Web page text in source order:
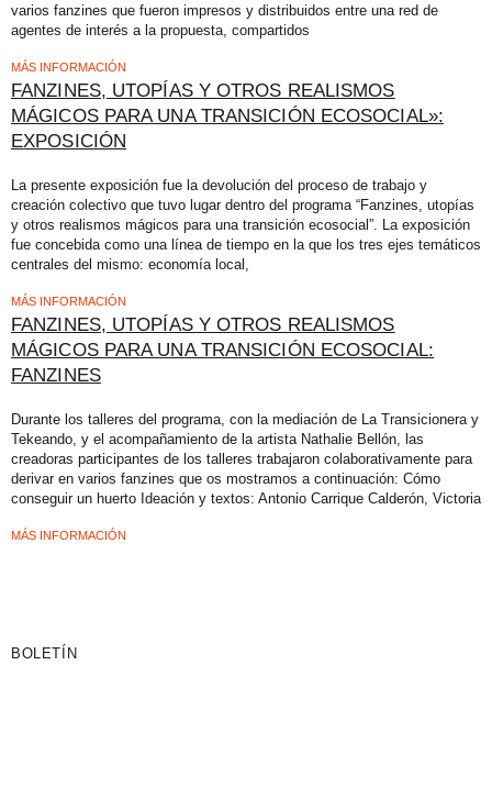
varios fanzines que fueron impresos y distribuidos entre una red de
agentes de interés a la propuesta, compartidos
MÁS INFORMACIÓN
FANZINES, UTOPÍAS Y OTROS REALISMOS
MÁGICOS PARA UNA TRANSICIÓN ECOSOCIAL»:
EXPOSICIÓN
La presente exposición fue la devolución del proceso de trabajo y
creación colectivo que tuvo lugar dentro del programa “Fanzines, utopías
y otros realismos mágicos para una transición ecosocial”. La exposición
fue concebida como una línea de tiempo en la que los tres ejes temáticos
centrales del mismo: economía local,
MÁS INFORMACIÓN
FANZINES, UTOPÍAS Y OTROS REALISMOS
MÁGICOS PARA UNA TRANSICIÓN ECOSOCIAL:
FANZINES
Durante los talleres del programa, con la mediación de La Transicionera y
Tekeando, y el acompañamiento de la artista Nathalie Bellón, las
creadoras participantes de los talleres trabajaron colaborativamente para
derivar en varios fanzines que os mostramos a continuación: Cómo
conseguir un huerto Ideación y textos: Antonio Carrique Calderón, Victoria
MÁS INFORMACIÓN
BOLETÍN